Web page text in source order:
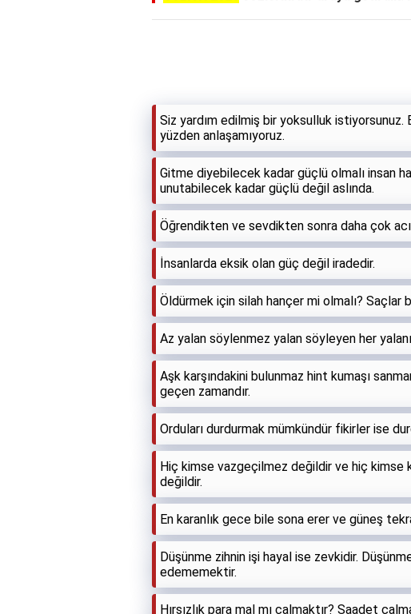
Siz yardım edilmiş bir yoksulluk istiyorsunuz.
yüzden anlaşamıyoruz.
Gitme diyebilecek kadar güçlü olmalı insan
unutabilecek kadar güçlü değil aslında.
Öğrendikten ve sevdikten sonra daha çok
İnsanlarda eksik olan güç değil iradedir.
Öldürmek için silah hançer mi olmalı? Saçlar
Az yalan söylenmez yalan söyleyen her
Aşk karşındakini bulunmaz hint kumaşı
geçen zamandır.
Orduları durdurmak mümkündür fikirler ise
Hiç kimse vazgeçilmez değildir ve hiç kimse
değildir.
En karanlık gece bile sona erer ve güneş
Düşünme zihnin işi hayal ise zevkidir.
edememektir.
Hırsızlık para mal mı çalmaktır? Saadet